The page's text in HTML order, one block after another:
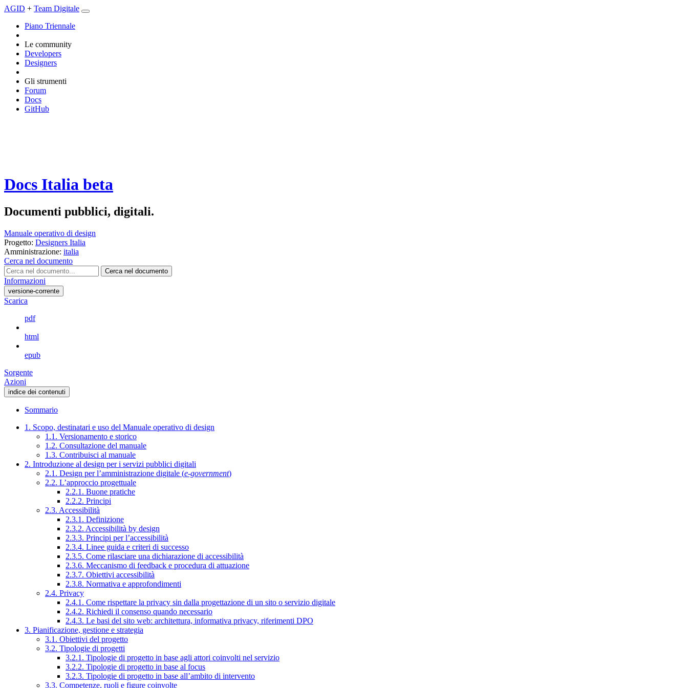
AGID + Team Digitale
Piano Triennale
Le community
Developers
Designers
Gli strumenti
Forum
Docs
GitHub
Docs Italia beta
Documenti pubblici, digitali.
Manuale operativo di design
Progetto: Designers Italia
Amministrazione: italia
Cerca nel documento
Cerca nel documento
Informazioni
versione-corrente
Scarica
pdf
html
epub
Sorgente
Azioni
indice dei contenuti
Sommario
1. Scopo, destinatari e uso del Manuale operativo di design
1.1. Versionamento e storico
1.2. Consultazione del manuale
1.3. Contribuisci al manuale
2. Introduzione al design per i servizi pubblici digitali
2.1. Design per l’amministrazione digitale (e-government)
2.2. L’approccio progettuale
2.2.1. Buone pratiche
2.2.2. Principi
2.3. Accessibilità
2.3.1. Definizione
2.3.2. Accessibilità by design
2.3.3. Principi per l’accessibilità
2.3.4. Linee guida e criteri di successo
2.3.5. Come rilasciare una dichiarazione di accessibilità
2.3.6. Meccanismo di feedback e procedura di attuazione
2.3.7. Obiettivi accessibilità
2.3.8. Normativa e approfondimenti
2.4. Privacy
2.4.1. Come rispettare la privacy sin dalla progettazione di un sito o servizio digitale
2.4.2. Richiedi il consenso quando necessario
2.4.3. Le basi del sito web: architettura, informativa privacy, riferimenti DPO
3. Pianificazione, gestione e strategia
3.1. Obiettivi del progetto
3.2. Tipologie di progetti
3.2.1. Tipologie di progetto in base agli attori coinvolti nel servizio
3.2.2. Tipologie di progetto in base al focus
3.2.3. Tipologie di progetto in base all’ambito di intervento
3.3. Competenze, ruoli e figure coinvolte